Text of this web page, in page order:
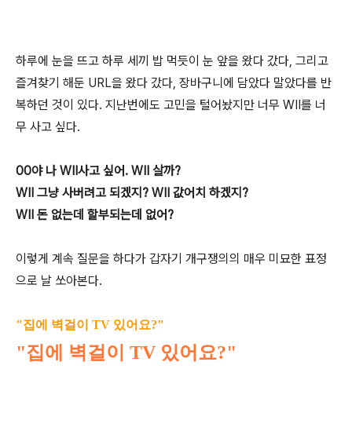
하루에 눈을 뜨고 하루 세끼 밥 먹듯이 눈 앞을 왔다 갔다, 그리고
즐겨찾기 해둔 URL을 왔다 갔다, 장바구니에 담았다 말았다를 반
복하던 것이 있다. 지난번에도 고민을 털어놨지만 너무 WII를 너
무 사고 싶다.
00야 나 WII사고 싶어. WII 살까?
WII 그냥 사버려고 되겠지? WII 값어치 하겠지?
WII 돈 없는데 할부되는데 없어?
이렇게 계속 질문을 하다가 갑자기 개구쟁의의 매우 미묘한 표정
으로 날 쏘아본다.
"집에 벽걸이 TV 있어요?"
"집에 벽걸이 TV 있어요?"